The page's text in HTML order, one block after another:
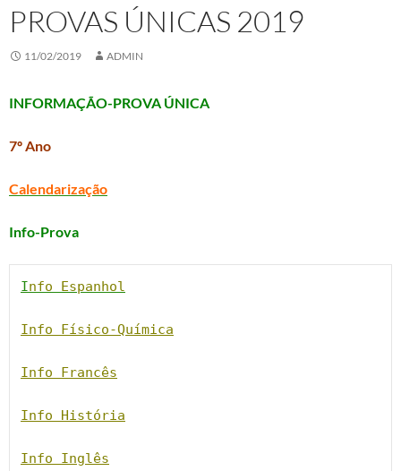
PROVAS ÚNICAS 2019
11/02/2019 ADMIN
INFORMAÇÃO-PROVA ÚNICA
7º Ano
Calendarização
Info-Prova
Info Espanhol
Info Físico-Química
Info Francês
Info História
Info Inglês